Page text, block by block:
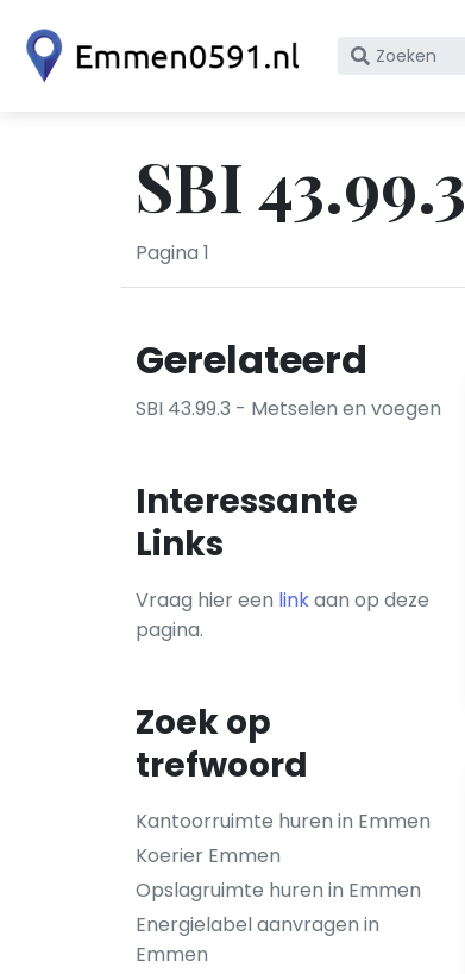
Zoek
KvK
nummer
SBI
Pagina 1
Gerelateerd
SBI 43.99.3 - Metselen en voegen
Interessante
Links
Vraag hier een linkaan op deze
pagina.
Zoek op
trefwoord
Kantoorruimte huren in Emmen
Koerier Emmen
Opslagruimte huren in Emmen
Energielabel aanvragen in
Emmen